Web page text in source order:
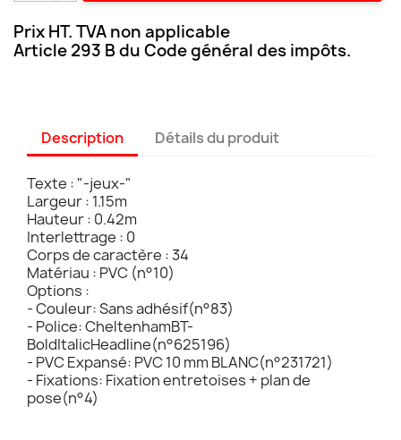
Prix HT. TVA non applicable
Article 293 B du Code général des impôts.
Description Détails du produit
Texte : "-jeux-"
Largeur : 1.15m
Hauteur : 0.42m
Interlettrage : 0
Corps de caractère : 34
Matériau : PVC (n°10)
Options :
- Couleur: Sans adhésif(n°83)
- Police: CheltenhamBT-
BoldItalicHeadline(n°625196)
- PVC Expansé: PVC 10 mm BLANC(n°231721)
- Fixations: Fixation entretoises + plan de
pose(n°4)